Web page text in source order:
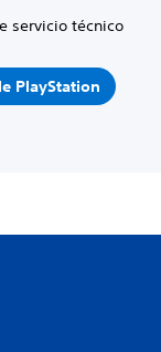
servicio técnico
PlayStation